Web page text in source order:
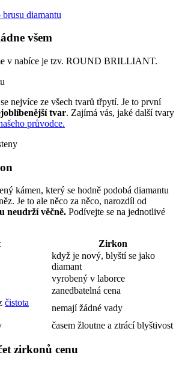
diamantu
všem
v nabíce je tzv. ROUND BRILLIANT.
nejvíce ze všech tvarů třpytí. Je to první
tvar. Zajímá vás, jaké další tvary
průvodce.
kámen, který se hodně podobá diamantu
Je to ale něco za něco, narozdíl od
neudrží věčně. Podívejte se na jednotlivé
Zirkon
když je nový, blyští se jako
diamant
vyrobený v laborce
zanedbatelná cena
čistota
nemají žádné vady
časem žloutne a ztrácí blyštivost
zirkonů cenu